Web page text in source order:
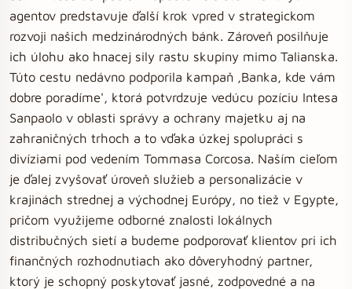
agentov predstavuje ďalší krok vpred v strategickom
rozvoji našich medzinárodných bánk. Zároveň posilňuje
ich úlohu ako hnacej sily rastu skupiny mimo Talianska.
Túto cestu nedávno podporila kampaň ‚Banka, kde vám
dobre poradíme', ktorá potvrdzuje vedúcu pozíciu Intesa
Sanpaolo v oblasti správy a ochrany majetku aj na
zahraničných trhoch a to vďaka úzkej spolupráci s
divíziami pod vedením Tommasa Corcosa. Naším cieľom
je ďalej zvyšovať úroveň služieb a personalizácie v
krajinách strednej a východnej Európy, no tiež v Egypte,
pričom využijeme odborné znalosti lokálnych
distribučných sietí a budeme podporovať klientov pri ich
finančných rozhodnutiach ako dôveryhodný partner,
ktorý je schopný poskytovať jasné, zodpovedné a na